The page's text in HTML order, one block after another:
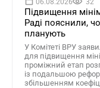
06.08.2026 32
Підвищення
Раді пояснили,
планують
У Комітеті ВРУ
для підвищення
проміжний етап
із подальшою
збільшенням